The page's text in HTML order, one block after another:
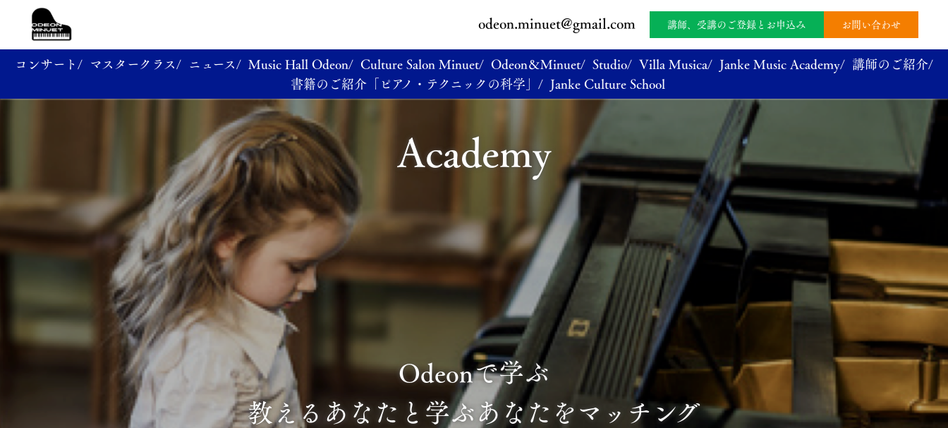
odeon.minuet@gmail.com 講師、受講のご登録とお申込み お問い合わせ
コンサート/ マスタークラス/ ニュース/ Music Hall Odeon/ Culture Salon Minuet/ Odeon＆Minuet/ Studio/ Villa Musica/ Janke Music Academy/
講師のご紹介/
書籍のご紹介「ピアノ・テクニックの科学」/
Janke Culture School
Academy
Odeonで学ぶ
教えるあなたと学ぶあなたをマッチング